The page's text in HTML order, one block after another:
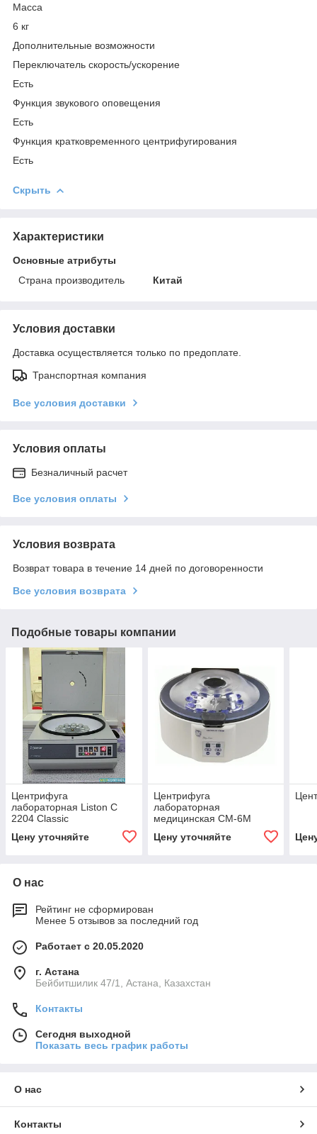
Масса
6 кг
Дополнительные возможности
Переключатель скорость/ускорение
Есть
Функция звукового оповещения
Есть
Функция кратковременного центрифугирования
Есть
Скрыть
Характеристики
Основные атрибуты
Страна производитель
Китай
Условия доставки
Доставка осуществляется только по предоплате.
Транспортная компания
Все условия доставки
Условия оплаты
Безналичный расчет
Все условия оплаты
Условия возврата
Возврат товара в течение 14 дней по договоренности
Все условия возврата
Подобные товары компании
Центрифуга
лабораторная Liston C
2204 Classic
Цену уточняйте
Центрифуга
лабораторная
медицинская CM-6M
Цену уточняйте
О нас
Рейтинг не сформирован
Менее 5 отзывов за последний год
Работает с 20.05.2020
г. Астана
Бейбитшилик 47/1, Астана, Казахстан
Контакты
Сегодня выходной
Показать весь график работы
О нас
Контакты